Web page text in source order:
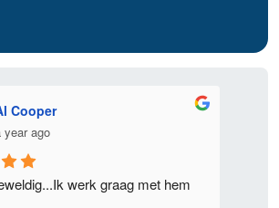
Cooper
year ago
werk graag met hem